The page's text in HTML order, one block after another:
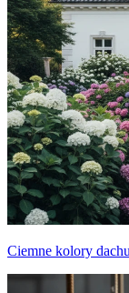
Ciemne kolory